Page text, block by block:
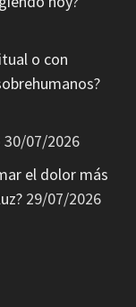
o con
30/07/2026
el dolor más
29/07/2026